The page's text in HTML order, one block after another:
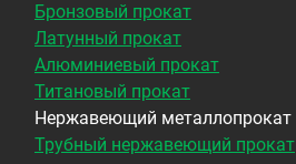
Бронзовый прокат
Латунный прокат
Алюминиевый прокат
Титановый прокат
Нержавеющий металлопрокат
Трубный нержавеющий прокат